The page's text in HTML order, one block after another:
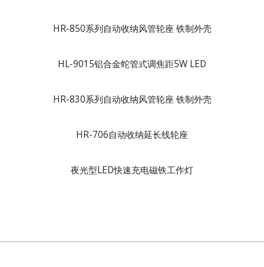
HR-850系列自动收纳风管轮座 铁制外壳
HL-9015铝合金蛇管式调焦距5W LED
HR-830系列自动收纳风管轮座 铁制外壳
HR-706自动收纳延长线轮座
夜光型LED快速充电磁铁工作灯